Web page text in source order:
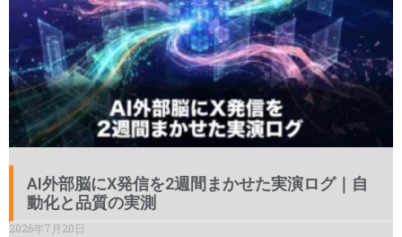
AI外部脳にX発信を2週間まかせた実演ログ｜自
動化と品質の実測
2026年7月20日